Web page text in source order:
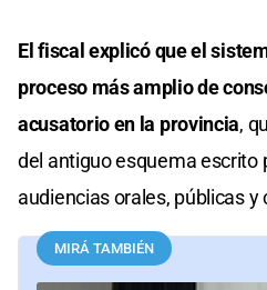
El fiscal explicó que el
proceso más amplio de
acusatorio en la provincia,
del antiguo esquema escrito
audiencias orales, públicas
MIRÁ TAMBIÉN